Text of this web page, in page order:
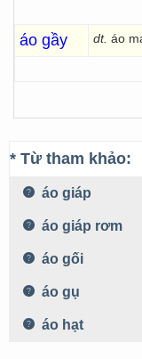
áo gầy dt. áo
* Từ tham khảo:
áo giáp
áo giáp rơm
áo gối
áo gụ
áo hạt